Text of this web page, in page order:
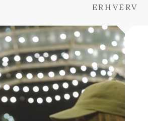
ERHVERV